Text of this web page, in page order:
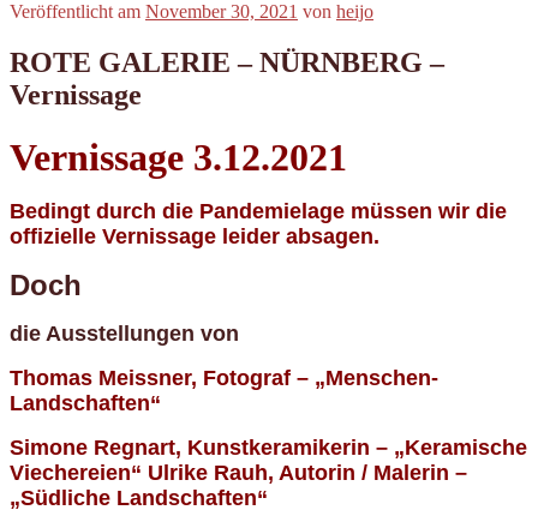
Veröffentlicht am November 30, 2021 von heijo
ROTE GALERIE – NÜRNBERG –
Vernissage
Vernissage 3.12.2021
Bedingt durch die Pandemielage müssen wir die
offizielle Vernissage leider absagen.
Doch
die Ausstellungen von
Thomas Meissner, Fotograf – „Menschen-
Landschaften“
Simone Regnart, Kunstkeramikerin – „Keramische
Viechereien“ Ulrike Rauh, Autorin / Malerin –
„Südliche Landschaften“